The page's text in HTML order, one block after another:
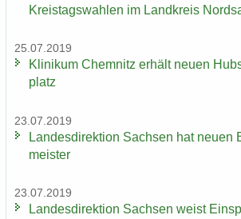
Kreis­tags­wah­len im Land­kreis
25.07.2019
Kli­ni­kum Chem­nitz er­hält neuen
platz
23.07.2019
Lan­des­di­rek­ti­on Sach­sen hat neuen
meis­ter
23.07.2019
Lan­des­di­rek­ti­on Sach­sen weist